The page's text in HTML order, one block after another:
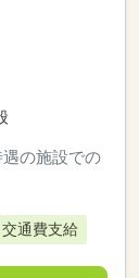
の施設での
交通費支給